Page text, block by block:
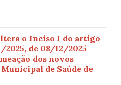
o Inciso I do artigo
2025, de 08/12/2025
dos novos
de Saúde de